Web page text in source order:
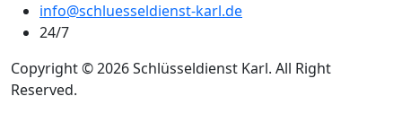
info@schluesseldienst-karl.de
24/7
Copyright © 2026 Schlüsseldienst Karl. All Right
Reserved.